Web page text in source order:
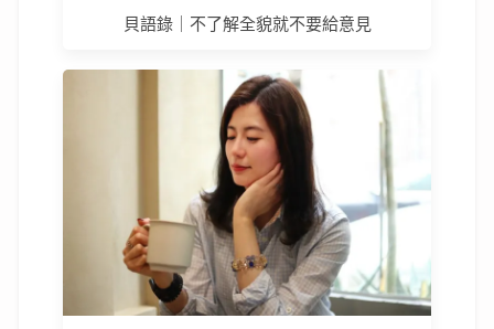
貝語錄｜不了解全貌就不要給意見